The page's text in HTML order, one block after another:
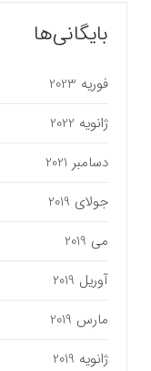
بایگانی‌ها
فوریه 2023
ژانویه 2022
دسامبر 2021
جولای 2019
می 2019
آوریل 2019
مارس 2019
ژانویه 2019